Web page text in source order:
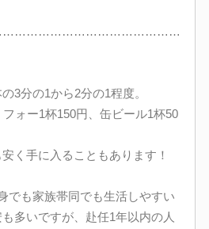
3分の1から2分の1程度。
ォー1杯150円、缶ビール1杯50
く手に入ることもあります！
でも家族帯同でも生活しやすい
多いですが、赴任1年以内の人